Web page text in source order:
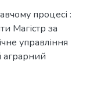
процесі :
Магістр за
управління
аграрний